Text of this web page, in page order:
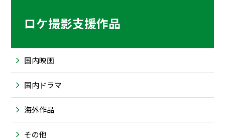
ロケ撮影支援作品
国内映画
国内ドラマ
海外作品
その他